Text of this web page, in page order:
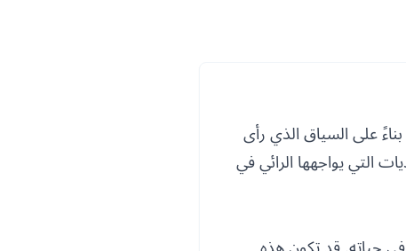
على السياق الذي رأى
التي يواجهها الرائي في
في حياته. قد تكون هذه